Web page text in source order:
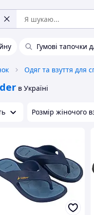
Гумові тапочки
Одяг та взуття для
в Україні
Розмір жіночого